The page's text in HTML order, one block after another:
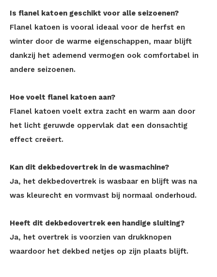
Is flanel katoen geschikt voor alle seizoenen?
Flanel katoen is vooral ideaal voor de herfst en
winter door de warme eigenschappen, maar blijft
dankzij het ademend vermogen ook comfortabel in
andere seizoenen.
Hoe voelt flanel katoen aan?
Flanel katoen voelt extra zacht en warm aan door
het licht geruwde oppervlak dat een donsachtig
effect creëert.
Kan dit dekbedovertrek in de wasmachine?
Ja, het dekbedovertrek is wasbaar en blijft was na
was kleurecht en vormvast bij normaal onderhoud.
Heeft dit dekbedovertrek een handige sluiting?
Ja, het overtrek is voorzien van drukknopen
waardoor het dekbed netjes op zijn plaats blijft.